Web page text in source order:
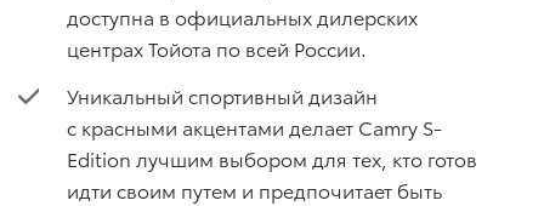
доступна в официальных дилерских
центрах Тойота по всей России.
Уникальный спортивный дизайн
с красными акцентами делает Camry S-
Edition лучшим выбором для тех, кто готов
идти своим путем и предпочитает быть